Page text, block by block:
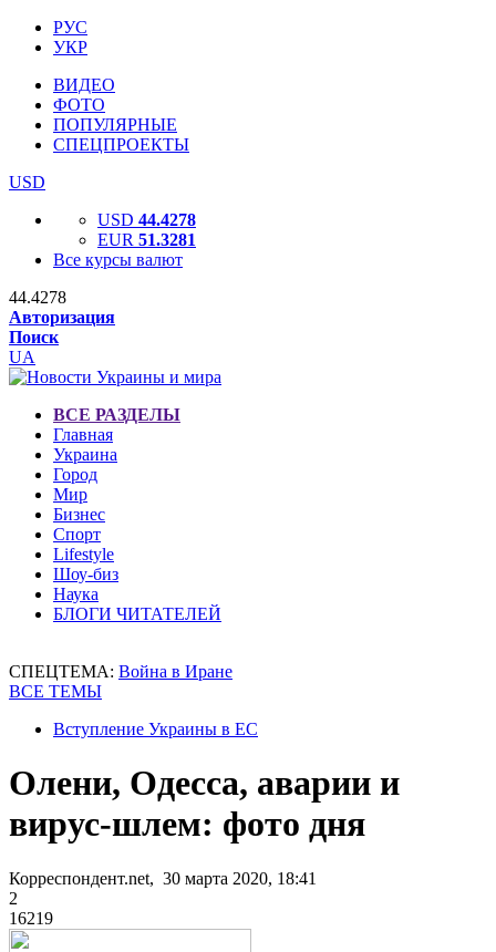
РУС
УКР
ВИДЕО
ФОТО
ПОПУЛЯРНЫЕ
СПЕЦПРОЕКТЫ
USD
USD 44.4278
EUR 51.3281
Все курсы валют
44.4278
Авторизация
Поиск
UA
ВСЕ РАЗДЕЛЫ
Главная
Украина
Город
Мир
Бизнес
Спорт
Lifestyle
Шоу-биз
Наука
БЛОГИ ЧИТАТЕЛЕЙ
СПЕЦТЕМА: Война в Иране
ВСЕ ТЕМЫ
Вступление Украины в ЕС
Олени, Одесса, аварии и
вирус-шлем: фото дня
Корреспондент.net, 30 марта 2020, 18:41
2
16219